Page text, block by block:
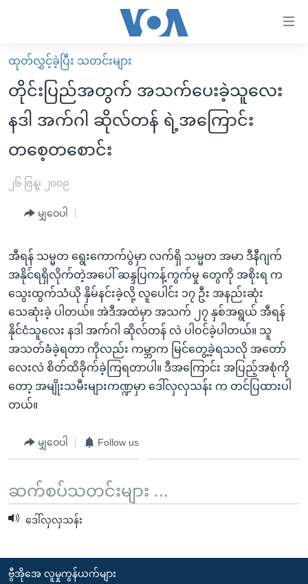
လွယ်ကူ
စေ
သည့်
Link
များ
ပင်မ
ကြည့်
ရန်
ပင်မ
အ
ညွန်း
စာမျက်နှာ
သို့
ကျော်
ကြည့်
ရှာဖွေ
ရန်
သို့
ကျော်
မူလစာမျက်နှာ
မြန်မာ
ကမ္ဘာ့သတင်းများ
နိုင်ငံတကာ
အစ္စရေး-ပါလက်စတိုင်း
ဗွီဒီယို
အင်္ဂလိပ်စာလေ့လာမယ်
မကြေးမုံရဲ့ အင်္ဂလိပ်စာ
ရုပ်ရှင်ထဲက အင်္ဂလိပ်စာ
သုတပဒေသာ အင်္ဂလိပ်စာ
ရေဒီယို
တီဗွီ
ရေဒီယိုနှင့်ရုပ်သံ အချက်အလက်များ
ရေဒီယို/တီဗွီအစီအစဉ်
Learning English
ဗွီအိုအေ လူမှုကွန်ယက်များ
ဘာသာစကားများ
ထုတ်လွှင့်ခဲ့ပြီး သတင်းများ
တိုင်းပြည်အတွက် အသက်ပေးခဲ့သူလေး
နဒါ အက်ဂါ ဆိုလ်တန် ရဲ့အကြောင်း
တစေ့တစောင်း
၂၆ ဇြန္၊ ၂၀၀၉
မျှဝေပါ
အီရန် သမ္မတ ရွေးကောက်ပွဲမှာ လက်ရှိ သမ္မတ အမာ ဒီနီဂျက်
အနိုင်ရရှိလိုက်တဲ့အပေါ် ဆန္ဒပြကန့်ကွက်မှု တွေကို အစိုးရ က
သွေးထွက်သံယို နှိမ်နင်းခဲ့လို့ လူပေါင်း ၁၇ ဦး အနည်းဆုံး
သေဆုံးခဲ့ ပါတယ်။ အဲဒီအထဲမှာ အသက် ၂၇ နှစ်အရွယ် အီရန်
နိုင်ငံသူလေး နဒါ အက်ဂါ ဆိုလ်တန် လဲ ပါဝင်ခဲ့ပါတယ်။ သူ
အသတ်ခံခဲ့ရတာ ကိုလည်း ကမ္ဘာက မြင်တွေ့ခဲ့ရသလို အတော်
လေးလဲ စိတ်ထိခိုက်ခဲ့ကြရတာပါ။ ဒီအကြောင်း အပြည့်အစုံကို
တော့ အမျိုးသမီးများကဏ္ဍမှာ ဒေါ်လှလှသန်း က တင်ပြထားပါ
တယ်။
မျှဝေပါ Follow us
ဆက်စပ်သတင်းများ ...
ဒေါ်လှလှသန်း
ဗွီအိုအေ လူမှုကွန်ယက်များ